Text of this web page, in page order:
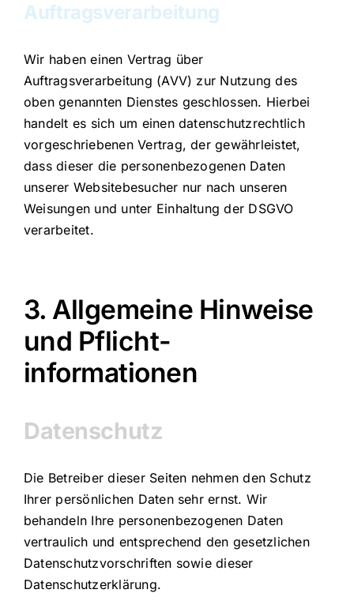
Auftragsverarbeitung
Wir haben einen Vertrag über
Auftragsverarbeitung (AVV) zur Nutzung des
oben genannten Dienstes geschlossen. Hierbei
handelt es sich um einen datenschutzrechtlich
vorgeschriebenen Vertrag, der gewährleistet,
dass dieser die personenbezogenen Daten
unserer Websitebesucher nur nach unseren
Weisungen und unter Einhaltung der DSGVO
verarbeitet.
3. Allgemeine Hinweise
und Pflicht­
informationen
Datenschutz
Die Betreiber dieser Seiten nehmen den Schutz
Ihrer persönlichen Daten sehr ernst. Wir
behandeln Ihre personenbezogenen Daten
vertraulich und entsprechend den gesetzlichen
Datenschutzvorschriften sowie dieser
Datenschutzerklärung.